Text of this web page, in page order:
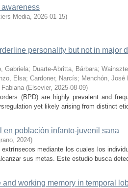
Media, 2026-01-15)
personality but not in major
Gabriela; Duarte-Abritta, Bárbara;
Elsa; Cardoner, Narcís; Menchón, José
(Elsevier, 2025-08-09)
(BPD) are highly prevalent and
yet likely arising from distinct
en población infanto-juvenil sana
, 2024)
mediante los cuales los
sus metas. Este estudio busca
working memory in temporal